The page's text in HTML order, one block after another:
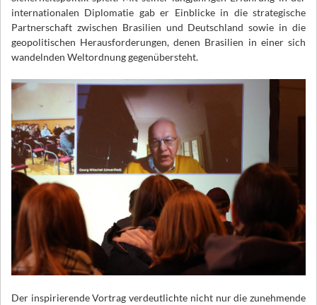
internationalen Diplomatie gab er Einblicke in die strategische
Partnerschaft zwischen Brasilien und Deutschland sowie in die
geopolitischen Herausforderungen, denen Brasilien in einer sich
wandelnden Weltordnung gegenübersteht.
Der inspirierende Vortrag verdeutlichte nicht nur die zunehmende